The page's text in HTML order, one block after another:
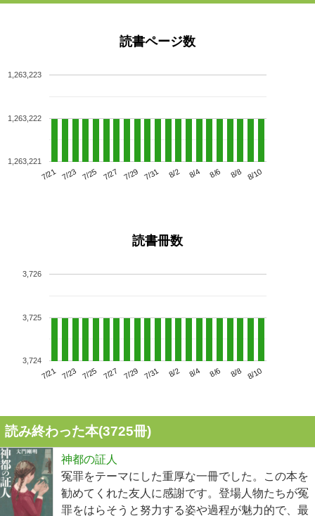
読書ページ数
7/21 7/23 7/25 7/27 7/29 7/31 8/2 8/4 8/6 8/8 8/10
1,263,221
1,263,222
1,263,223
読書冊数
7/21 7/23 7/25 7/27 7/29 7/31 8/2 8/4 8/6 8/8 8/10
3,724
3,725
3,726
読み終わった本(3725冊)
神都の証人
冤罪をテーマにした重厚な一冊でした。この本を
勧めてくれた友人に感謝です。登場人物たちが冤
罪をはらそうと努力する姿や過程が魅力的で、最